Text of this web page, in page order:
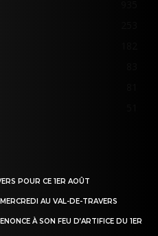
POUR CE 1ER AOÛT
AU VAL-DE-TRAVERS
À SON FEU D’ARTIFICE DU 1ER